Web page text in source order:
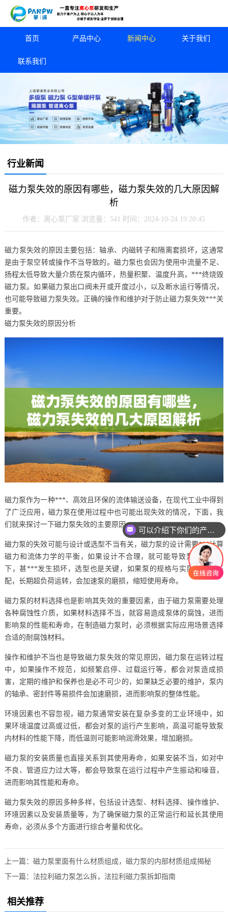
首页 产品中心 新闻中心 关于我们
联系我们
行业新闻
磁力泵失效的原因有哪些，磁力泵失效的几大原因解
析
作者：离心泵厂家 浏览量：541 时间：2024-10-24 19:20:45
磁力泵失效的原因主要包括：轴承、内磁转子和隔离套损坏，这通常
是由于泵空转或操作不当导致的。磁力泵也会因为使用中流量不足、
扬程太低导致大量介质在泵内循环，热量积聚、温度升高，***终烧毁
磁力泵。如果磁力泵出口阀未开或开度过小，以及断水运行等情况，
也可能导致磁力泵失效。正确的操作和维护对于防止磁力泵失效***关
重要。
磁力泵失效的原因分析
磁力泵作为一种***、高效且环保的流体输送设备，在现代工业中得到
了广泛应用，磁力泵在使用过程中也可能出现失效的情况，下面，我
们就来探讨一下磁力泵失效的主要原因。
磁力泵的失效可能与设计或选型不当有关，磁力泵的设计需要***计算
磁力和流体力学的平衡，如果设计不合理，就可能导致泵的效率低
下，甚***发生损坏，选型也是关键，如果泵的规格与实际需求不匹
配，长期超负荷运转，会加速泵的磨损，缩短使用寿命。
磁力泵的材料选择也是影响其失效的重要因素，由于磁力泵需要处理
各种腐蚀性介质，如果材料选择不当，就容易造成泵体的腐蚀，进而
影响泵的性能和寿命，在制造磁力泵时，必须根据实际应用场景选择
合适的耐腐蚀材料。
操作和维护不当也是导致磁力泵失效的常见原因，磁力泵在运转过程
中，如果操作不规范，如频繁启停、过载运行等，都会对泵造成损
害，定期的维护和保养也是必不可少的，如果缺乏必要的维护，泵内
的轴承、密封件等易损件会加速磨损，进而影响泵的整体性能。
环境因素也不容忽视，磁力泵通常安装在复杂多变的工业环境中，如
果环境温度过高或过低，都会对泵的运行产生影响，高温可能导致泵
内材料的性能下降，而低温则可能影响润滑效果，增加磨损。
磁力泵的安装质量也直接关系到其使用寿命，如果安装不当，如对中
不良、管道应力过大等，都会导致泵在运行过程中产生振动和噪音，
进而影响其性能和寿命。
磁力泵失效的原因多种多样，包括设计选型、材料选择、操作维护、
环境因素以及安装质量等，为了确保磁力泵的正常运行和延长其使用
寿命，必须从多个方面进行综合考量和优化。
上一篇： 磁力泵里面有什么材质组成，磁力泵的内部材质组成揭秘
下一篇： 法拉利磁力泵怎么拆，法拉利磁力泵拆卸指南
相关推荐